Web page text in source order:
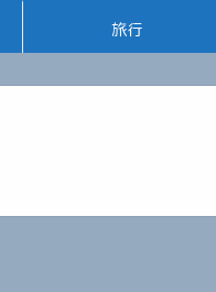
旅行